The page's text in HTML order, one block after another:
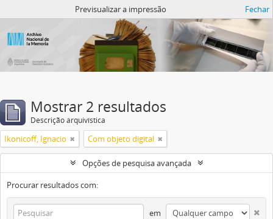
Previsualizar a impressão Fechar
Mostrar 2 resultados
Descrição arquivística
Ikonicoff, Ignacio Com objeto digital
Opções de pesquisa avançada
Procurar resultados com:
em